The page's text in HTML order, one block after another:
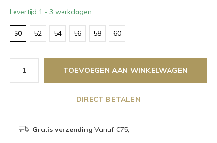
Levertijd 1 - 3 werkdagen
50 52 54 56 58 60
TOEVOEGEN AAN WINKELWAGEN
DIRECT BETALEN
Gratis verzending Vanaf €75,-